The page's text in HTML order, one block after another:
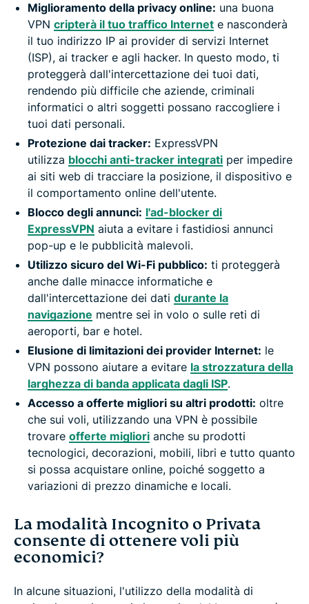
Miglioramento della privacy online: una buona
VPN cripterà il tuo traffico Internet e nasconderà
il tuo indirizzo IP ai provider di servizi Internet
(ISP), ai tracker e agli hacker. In questo modo, ti
proteggerà dall'intercettazione dei tuoi dati,
rendendo più difficile che aziende, criminali
informatici o altri soggetti possano raccogliere i
tuoi dati personali.
Protezione dai tracker: ExpressVPN
utilizza blocchi anti-tracker integrati per impedire
ai siti web di tracciare la posizione, il dispositivo e
il comportamento online dell'utente.
Blocco degli annunci: l'ad-blocker di
ExpressVPN aiuta a evitare i fastidiosi annunci
pop-up e le pubblicità malevoli.
Utilizzo sicuro del Wi-Fi pubblico: ti proteggerà
anche dalle minacce informatiche e
dall'intercettazione dei dati durante la
navigazione mentre sei in volo o sulle reti di
aeroporti, bar e hotel.
Elusione di limitazioni dei provider Internet: le
VPN possono aiutare a evitare la strozzatura della
larghezza di banda applicata dagli ISP.
Accesso a offerte migliori su altri prodotti: oltre
che sui voli, utilizzando una VPN è possibile
trovare offerte migliori anche su prodotti
tecnologici, decorazioni, mobili, libri e tutto quanto
si possa acquistare online, poiché soggetto a
variazioni di prezzo dinamiche e locali.
La modalità Incognito o Privata
consente di ottenere voli più
economici?
In alcune situazioni, l'utilizzo della modalità di